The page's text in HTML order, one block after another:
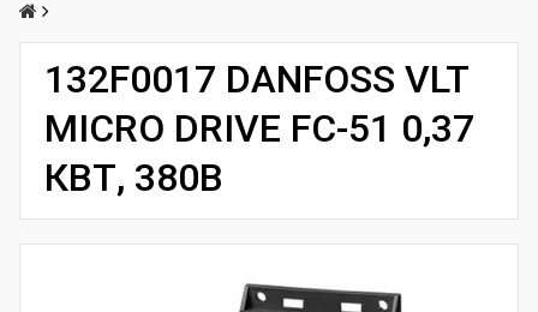
132F0017 DANFOSS VLT
MICRO DRIVE FC-51 0,37
КВТ, 380В